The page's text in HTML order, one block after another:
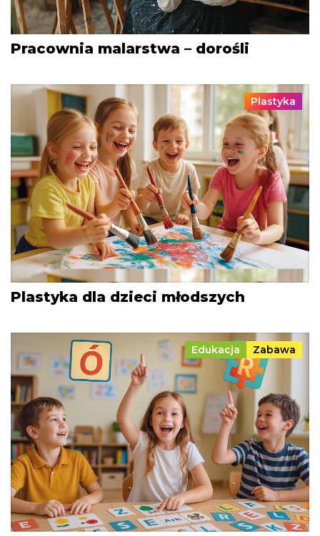
Pracownia malarstwa – dorośli
Plastyka dla dzieci młodszych
Plastyka
Edukacja Zabawa